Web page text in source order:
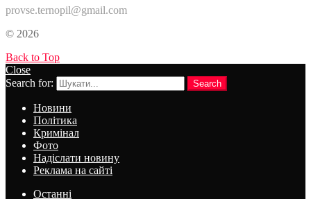
provse.ternopil@gmail.com
© 2026
Back to Top
Close
Search for:
Search
Новини
Політика
Кримінал
Фото
Надіслати новину
Реклама на сайті
Останні